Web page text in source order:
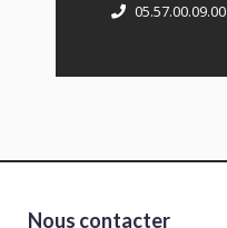
05.57.00.09.00
Nous contacter